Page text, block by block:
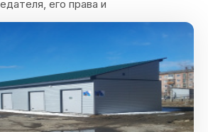
его права и